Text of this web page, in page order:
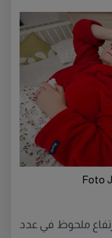
Foto
ملحوظ في عدد